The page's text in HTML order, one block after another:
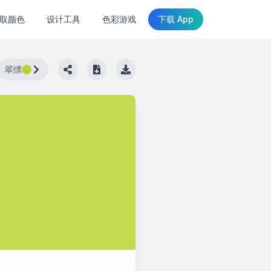
颜色 设计工具 色彩游戏 下载 App
翠缥